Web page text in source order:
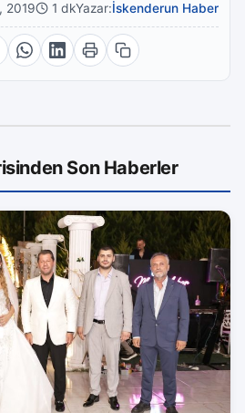
2019 1 dkYazar:İskenderun Haber
Son Haberler